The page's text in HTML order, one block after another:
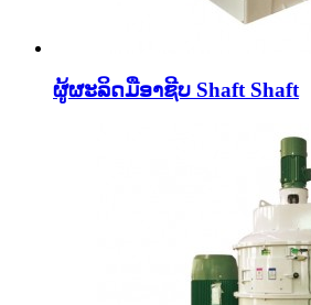
ຜູ້ຜະລິດມືອາຊີບ Shaft Shaft